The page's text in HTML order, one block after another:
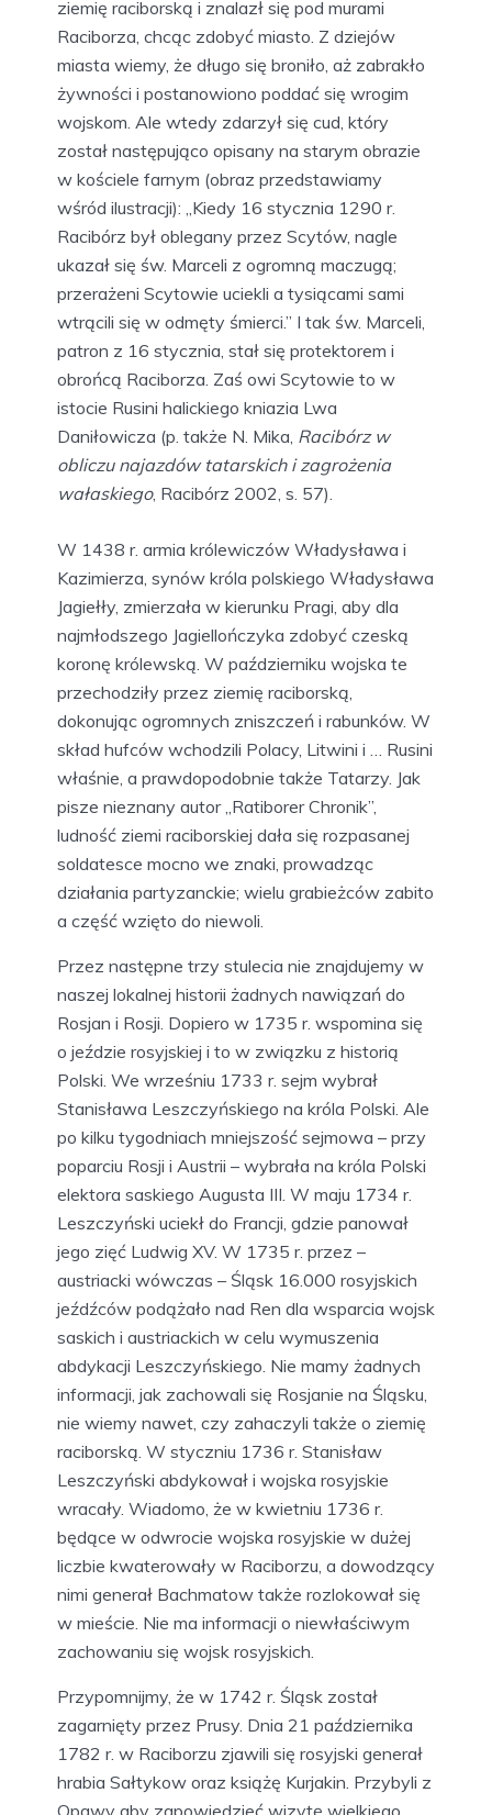
ziemię raciborską i znalazł się pod murami
Raciborza, chcąc zdobyć miasto. Z dziejów
miasta wiemy, że długo się broniło, aż zabrakło
żywności i postanowiono poddać się wrogim
wojskom. Ale wtedy zdarzył się cud, który
został następująco opisany na starym obrazie
w kościele farnym (obraz przedstawiamy
wśród ilustracji): „Kiedy 16 stycznia 1290 r.
Racibórz był oblegany przez Scytów, nagle
ukazał się św. Marceli z ogromną maczugą;
przerażeni Scytowie uciekli a tysiącami sami
wtrącili się w odmęty śmierci.” I tak św. Marceli,
patron z 16 stycznia, stał się protektorem i
obrońcą Raciborza. Zaś owi Scytowie to w
istocie Rusini halickiego kniazia Lwa
Daniłowicza (p. także N. Mika, Racibórz w
obliczu najazdów tatarskich i zagrożenia
wałaskiego, Racibórz 2002, s. 57).
W 1438 r. armia królewiczów Władysława i
Kazimierza, synów króla polskiego Władysława
Jagiełły, zmierzała w kierunku Pragi, aby dla
najmłodszego Jagiellończyka zdobyć czeską
koronę królewską. W październiku wojska te
przechodziły przez ziemię raciborską,
dokonując ogromnych zniszczeń i rabunków. W
skład hufców wchodzili Polacy, Litwini i … Rusini
właśnie, a prawdopodobnie także Tatarzy. Jak
pisze nieznany autor „Ratiborer Chronik”,
ludność ziemi raciborskiej dała się rozpasanej
soldatesce mocno we znaki, prowadząc
działania partyzanckie; wielu grabieżców zabito
a część wzięto do niewoli.
Przez następne trzy stulecia nie znajdujemy w
naszej lokalnej historii żadnych nawiązań do
Rosjan i Rosji. Dopiero w 1735 r. wspomina się
o jeździe rosyjskiej i to w związku z historią
Polski. We wrześniu 1733 r. sejm wybrał
Stanisława Leszczyńskiego na króla Polski. Ale
po kilku tygodniach mniejszość sejmowa – przy
poparciu Rosji i Austrii – wybrała na króla Polski
elektora saskiego Augusta III. W maju 1734 r.
Leszczyński uciekł do Francji, gdzie panował
jego zięć Ludwig XV. W 1735 r. przez –
austriacki wówczas – Śląsk 16.000 rosyjskich
jeźdźców podążało nad Ren dla wsparcia wojsk
saskich i austriackich w celu wymuszenia
abdykacji Leszczyńskiego. Nie mamy żadnych
informacji, jak zachowali się Rosjanie na Śląsku,
nie wiemy nawet, czy zahaczyli także o ziemię
raciborską. W styczniu 1736 r. Stanisław
Leszczyński abdykował i wojska rosyjskie
wracały. Wiadomo, że w kwietniu 1736 r.
będące w odwrocie wojska rosyjskie w dużej
liczbie kwaterowały w Raciborzu, a dowodzący
nimi generał Bachmatow także rozlokował się
w mieście. Nie ma informacji o niewłaściwym
zachowaniu się wojsk rosyjskich.
Przypomnijmy, że w 1742 r. Śląsk został
zagarnięty przez Prusy. Dnia 21 października
1782 r. w Raciborzu zjawili się rosyjski generał
hrabia Sałtykow oraz książę Kurjakin. Przybyli z
Opawy aby zapowiedzieć wizytę wielkiego